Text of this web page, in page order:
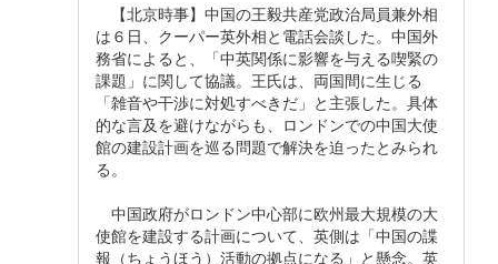
【北京時事】中国の王毅共産党政治局員兼外相
は６日、クーパー英外相と電話会談した。中国外
務省によると、「中英関係に影響を与える喫緊の
課題」に関して協議。王氏は、両国間に生じる
「雑音や干渉に対処すべきだ」と主張した。具体
的な言及を避けながらも、ロンドンでの中国大使
館の建設計画を巡る問題で解決を迫ったとみられ
る。
中国政府がロンドン中心部に欧州最大規模の大
使館を建設する計画について、英側は「中国の諜
報（ちょうほう）活動の拠点になる」と懸念。英